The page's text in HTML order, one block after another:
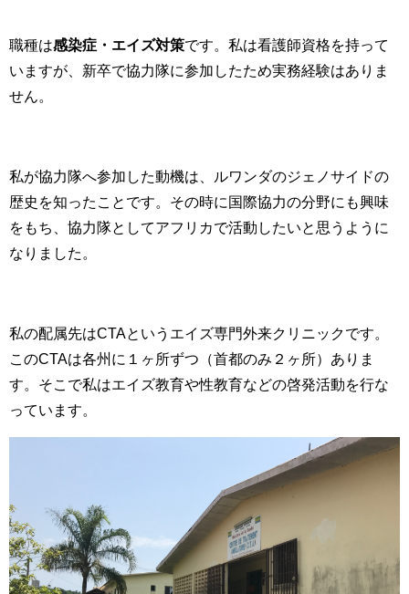
職種は感染症・エイズ対策です。私は看護師資格を持って
いますが、新卒で協力隊に参加したため実務経験はありま
せん。
私が協力隊へ参加した動機は、ルワンダのジェノサイドの
歴史を知ったことです。その時に国際協力の分野にも興味
をもち、協力隊としてアフリカで活動したいと思うように
なりました。
私の配属先はCTA というエイズ専門外来クリニックです。
このCTAは各州に１ヶ所ずつ（首都のみ２ヶ所）ありま
す。そこで私はエイズ教育や性教育などの啓発活動を行な
っています。